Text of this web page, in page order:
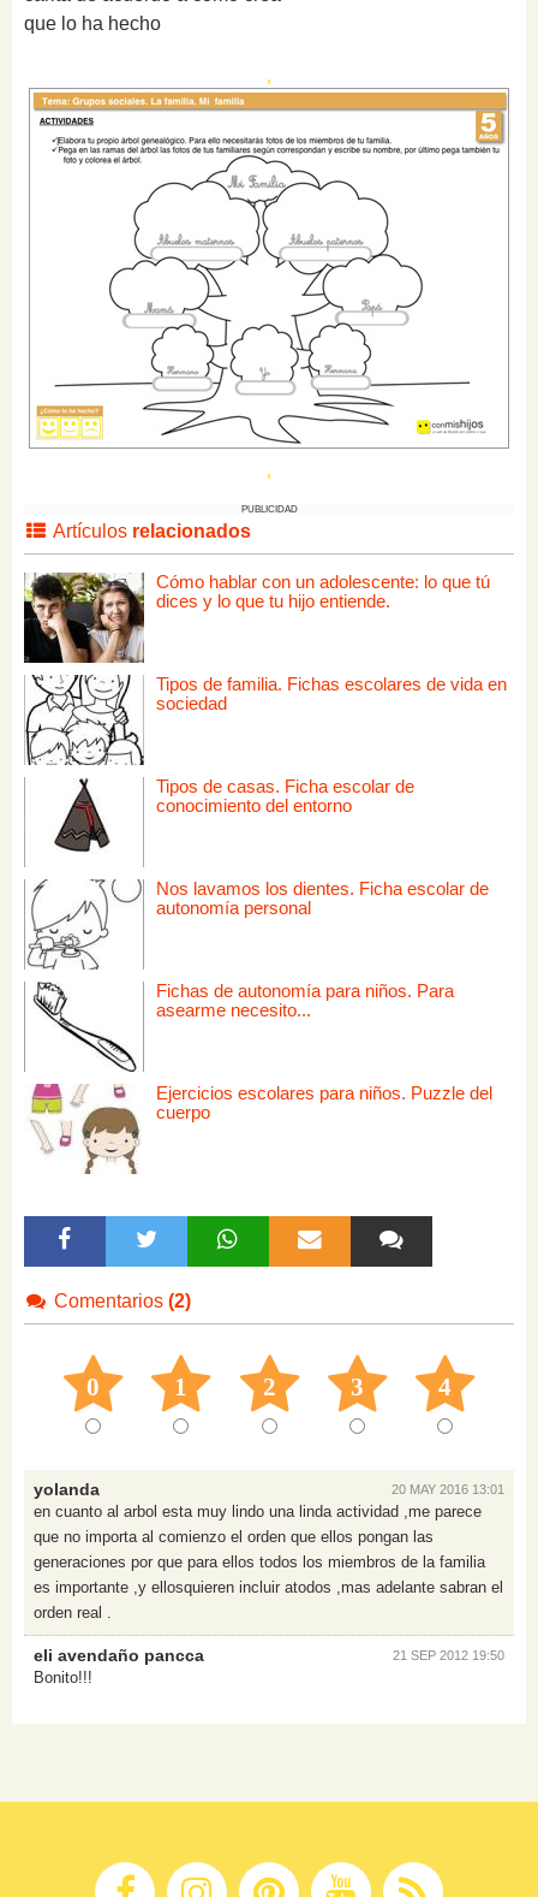
que lo ha hecho
PUBLICIDAD
Artículos relacionados
Cómo hablar con un adolescente: lo que tú
dices y lo que tu hijo entiende.
Tipos de familia. Fichas escolares de vida en
sociedad
Tipos de casas. Ficha escolar de
conocimiento del entorno
Nos lavamos los dientes. Ficha escolar de
autonomía personal
Fichas de autonomía para niños. Para
asearme necesito...
Ejercicios escolares para niños. Puzzle del
cuerpo
Comentarios (2)
0 1 2 3 4
20 MAY 2016 13:01
yolanda
en cuanto al arbol esta muy lindo una linda actividad ,me parece
que no importa al comienzo el orden que ellos pongan las
generaciones por que para ellos todos los miembros de la familia
es importante ,y ellosquieren incluir atodos ,mas adelante sabran el
orden real .
21 SEP 2012 19:50
eli avendaño pancca
Bonito!!!